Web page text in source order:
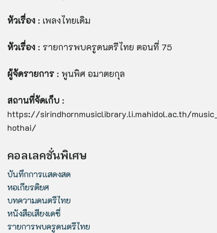
หัวเรื่อง : เพลงไทยเดิม
หัวเรื่อง : รายการพบครูดนตรีไทย ตอนที่ 75
ผู้จัดรายการ : พูนพิศ อมาตยกุล
สถานที่จัดเก็บ :
https://sirindhornmusiclibrary.li.mahidol.ac.th/
hothai/
คอลเลคชั่นพิเศษ
บันทึกการแสดงสด
หอเกียรติยศ
บทความดนตรีไทย
หนังสือเสียงเดซี่
รายการพบครูดนตรีไทย